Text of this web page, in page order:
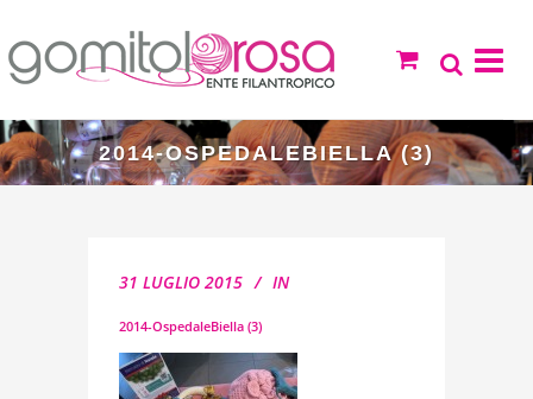
2014-OSPEDALEBIELLA (3)
31 LUGLIO 2015 IN
2014-OspedaleBiella (3)